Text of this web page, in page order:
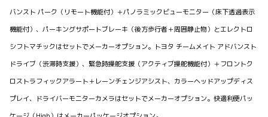
バンスト パーク（リモート機能付）＋パノラミックビューモニター（床下透過表示
機能付）、パーキングサポートブレーキ（後方歩行者＋周囲静止物）とエレクトロ
シフトマチックはセットでメーカーオプション。トヨタ チームメイト アドバンスト
ドライブ（渋滞時支援）、緊急時操舵支援（アクティブ操舵機能付）＋フロントク
ロストラフィックアラート＋レーンチェンジアシスト、カラーヘッドアップディス
プレイ、ドライバーモニターカメラはセットでメーカーオプション。快適利便パッ